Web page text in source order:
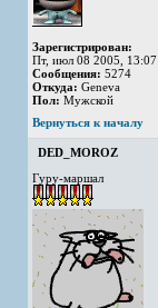
Зарегистрирован:
Пт, июл 08 2005, 13:07
Сообщения: 5274
Откуда: Geneva
Пол: Мужской
Вернуться к началу
DED_MOROZ
Гуру-маршал